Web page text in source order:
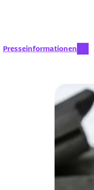
zur Zeit aktiv:
Presseinformationen